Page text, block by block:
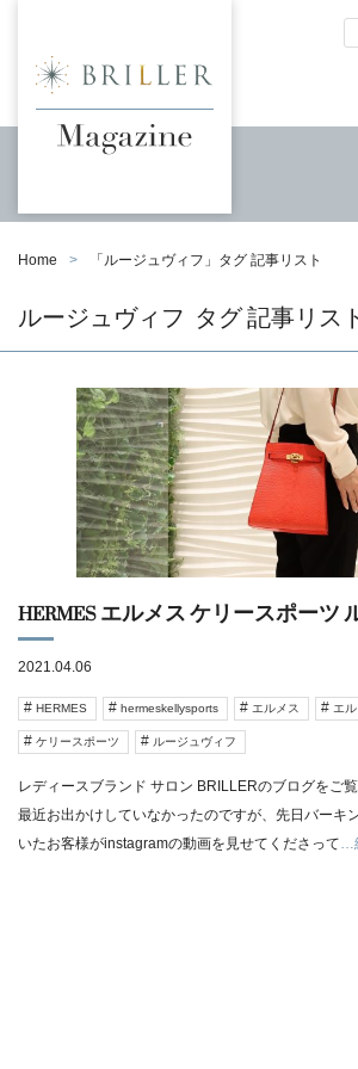
Home 「 ルージュヴィフ 」タグ 記事リスト
ルージュヴィフ タグ 記事リス
HERMES エルメス ケリースポーツ
2021.04.06
HERMES hermeskellysports エルメス エ
ケリースポーツ ルージュヴィフ
レディースブランド サロン BRILLERのブログをご
最近お出かけしていなかったのですが、先日バーキ
いたお客様がinstagramの動画を見せてくださって…